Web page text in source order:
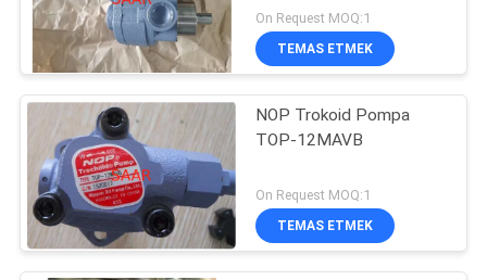
HAKKIMIZDA
FABRIKA
TURU
KALITE
KONTROL
Rexroth Hidrolik
Vanalar
1032
On Request MOQ:1
TEMAS ETMEK
NOP Trokoid Pompa
TOP-12MAVB
On Request MOQ:1
TEMAS ETMEK